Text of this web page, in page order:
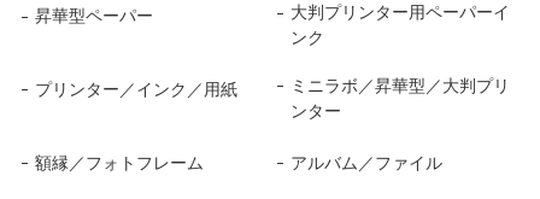
昇華型ペーパー
大判プリンター用ペーパーイ
ンク
プリンター／インク／用紙
ミニラボ／昇華型／大判プリ
ンター
額縁／フォトフレーム アルバム／ファイル